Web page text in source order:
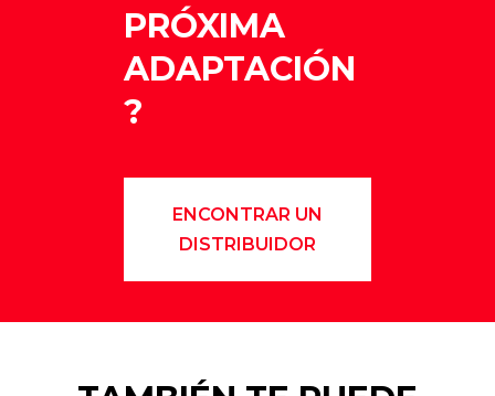
PRÓXIMA
ADAPTACIÓN
?
ENCONTRAR UN
DISTRIBUIDOR